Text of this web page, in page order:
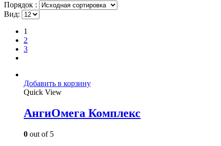
Порядок :
Вид:
1
2
3
Добавить в корзину
Quick View
АнгиОмега Комплекс
0 out of 5